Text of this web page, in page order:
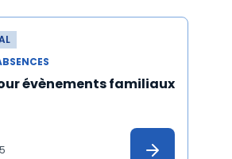
évènements familiaux